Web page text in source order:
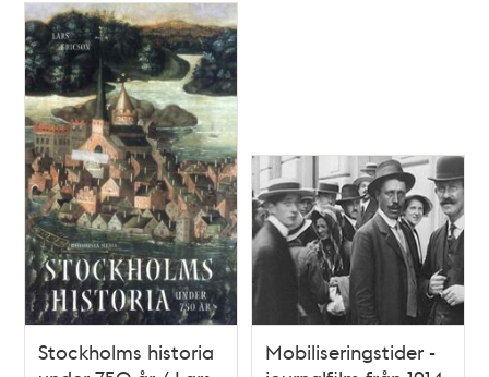
Stockholms historia
Mobiliseringstider -